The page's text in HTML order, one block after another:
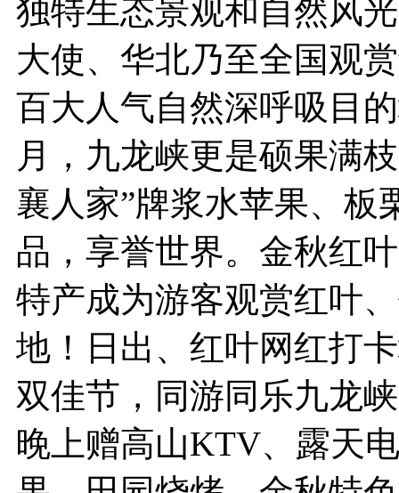
独特生态景观和自然风
大使、华北乃至全国观
百大人气自然深呼吸目
月，九龙峡更是硕果满
襄人家”牌浆水苹果、板
品，享誉世界。金秋红
特产成为游客观赏红叶
地！日出、红叶网红打
双佳节，同游同乐九龙
晚上赠高山KTV、露天